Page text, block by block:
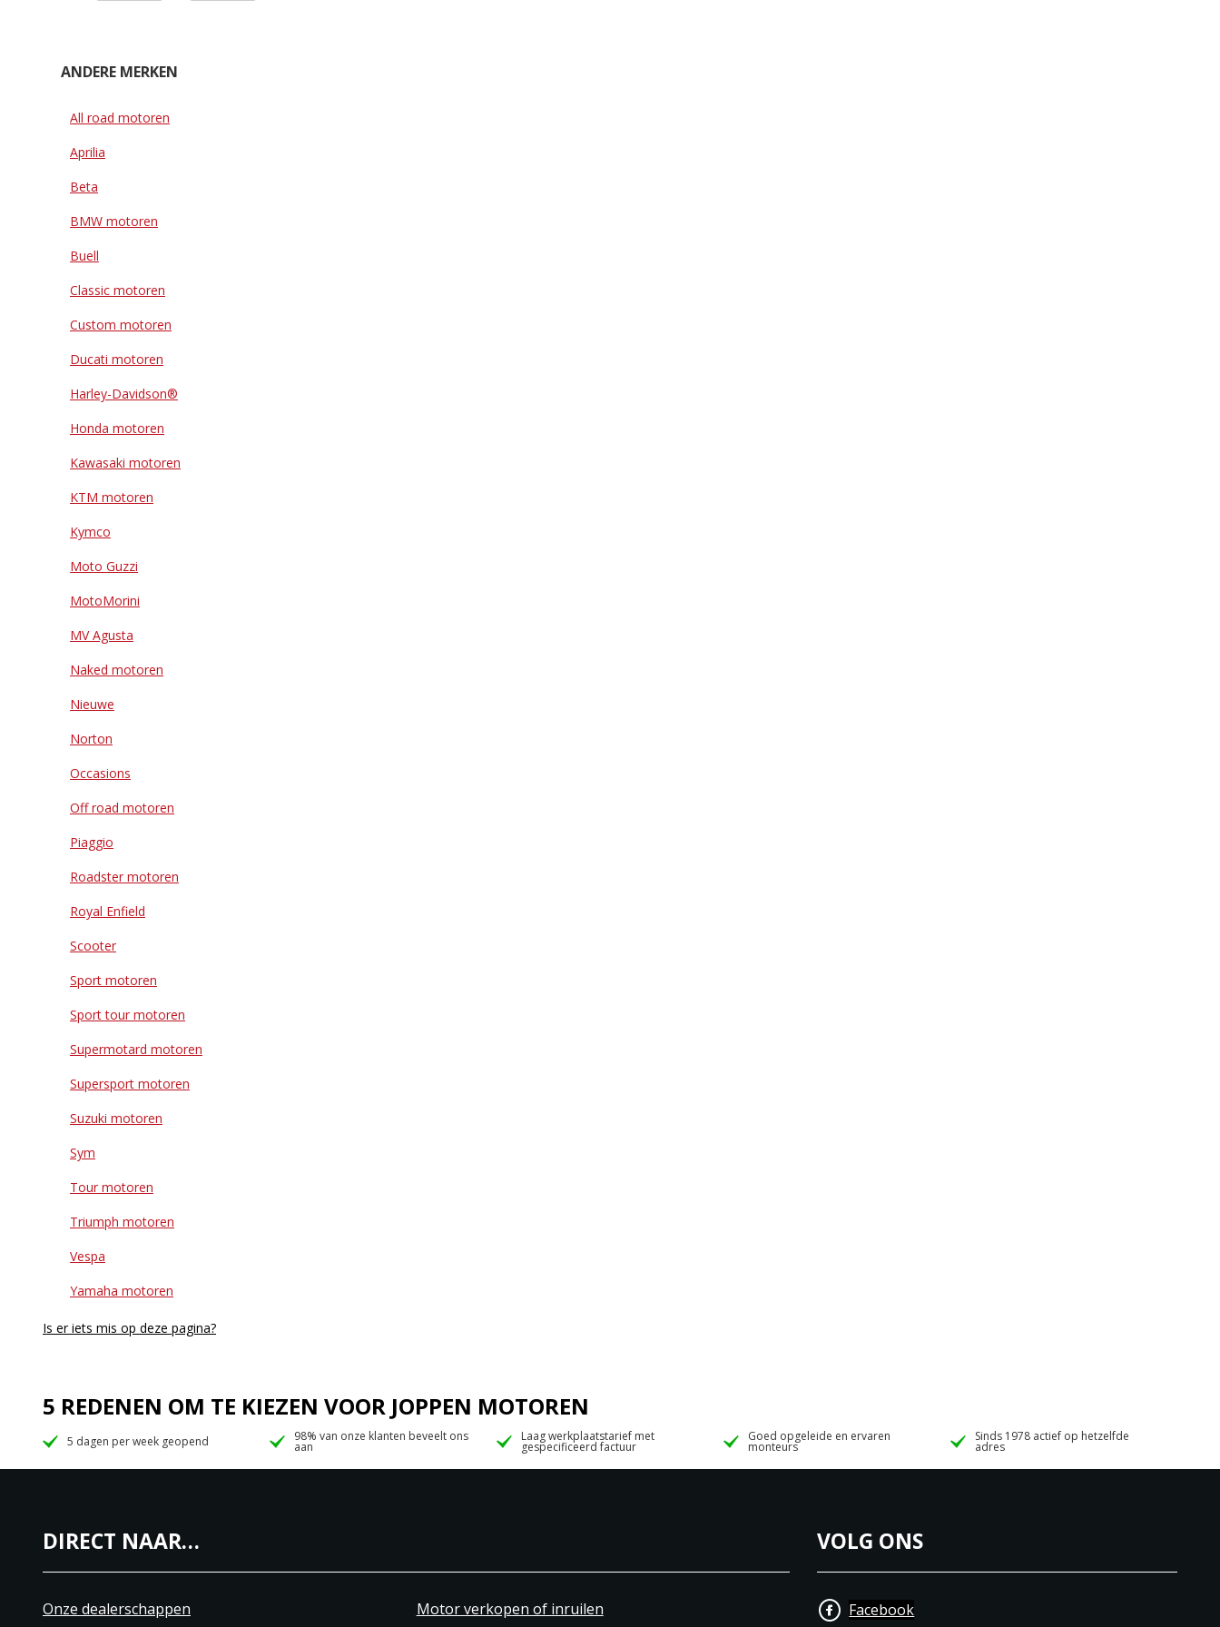
ANDERE MERKEN
All road motoren
Aprilia
Beta
BMW motoren
Buell
Classic motoren
Custom motoren
Ducati motoren
Harley-Davidson®
Honda motoren
Kawasaki motoren
KTM motoren
Kymco
Moto Guzzi
MotoMorini
MV Agusta
Naked motoren
Nieuwe
Norton
Occasions
Off road motoren
Piaggio
Roadster motoren
Royal Enfield
Scooter
Sport motoren
Sport tour motoren
Supermotard motoren
Supersport motoren
Suzuki motoren
Sym
Tour motoren
Triumph motoren
Vespa
Yamaha motoren
Is er iets mis op deze pagina?
5 REDENEN OM TE KIEZEN VOOR JOPPEN MOTOREN
5 dagen per week geopend 98% van onze klanten beveelt ons
aan
Laag werkplaatstarief met
gespecificeerd factuur
Goed opgeleide en ervaren
monteurs
Sinds 1978 actief op hetzelfde
adres
DIRECT NAAR…
Onze dealerschappen Motor verkopen of inruilen
VOLG ONS
Facebook